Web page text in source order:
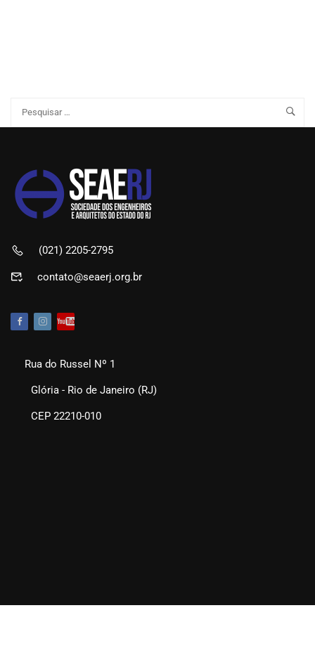
(021) 2205-2795
contato@seaerj.org.br
Rua do Russel Nº 1
Glória - Rio de Janeiro (RJ)
CEP 22210-010